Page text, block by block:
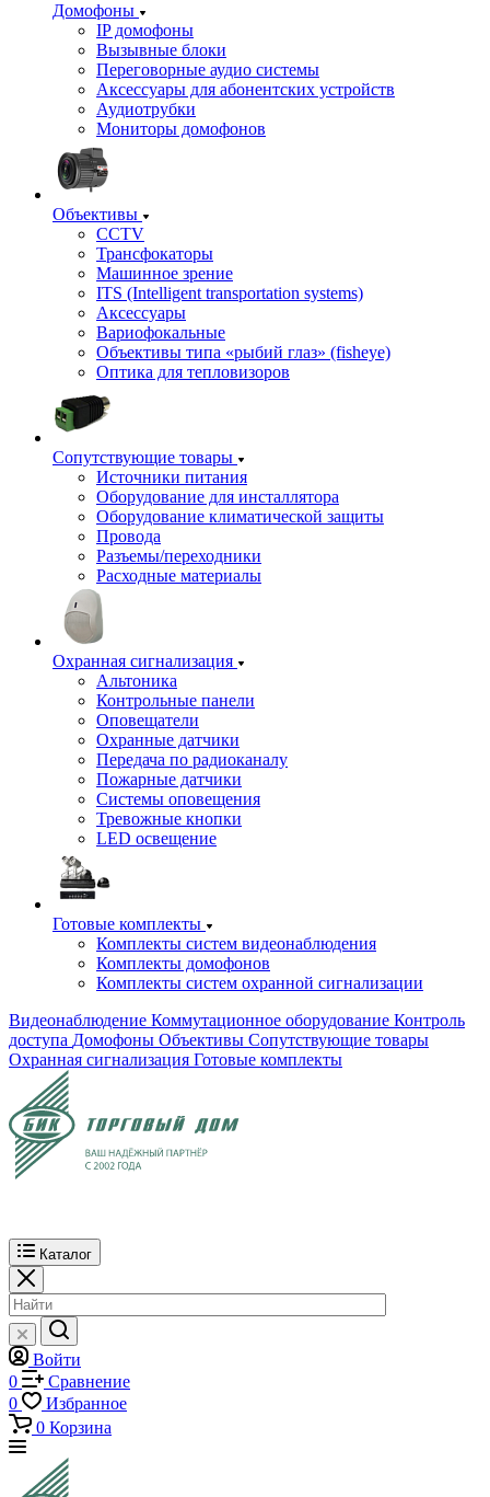
Домофоны
IP домофоны
Вызывные блоки
Переговорные аудио системы
Аксессуары для абонентских устройств
Аудиотрубки
Мониторы домофонов
Объективы
CCTV
Трансфокаторы
Машинное зрение
ITS (Intelligent transportation systems)
Аксессуары
Вариофокальные
Объективы типа «рыбий глаз» (fisheye)
Оптика для тепловизоров
Сопутствующие товары
Источники питания
Оборудование для инсталлятора
Оборудование климатической защиты
Провода
Разъемы/переходники
Расходные материалы
Охранная сигнализация
Альтоника
Контрольные панели
Оповещатели
Охранные датчики
Передача по радиоканалу
Пожарные датчики
Системы оповещения
Тревожные кнопки
LED освещение
Готовые комплекты
Комплекты систем видеонаблюдения
Комплекты домофонов
Комплекты систем охранной сигнализации
Видеонаблюдение Коммутационное оборудование Контроль
доступа Домофоны Объективы Сопутствующие товары
Охранная сигнализация Готовые комплекты
Каталог
Войти
0
Сравнение
0
Избранное
0 Корзина